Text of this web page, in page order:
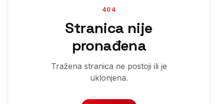
404
Stranica nije
pronađena
Tražena stranica ne postoji ili je
uklonjena.